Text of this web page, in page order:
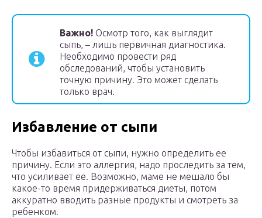
Важно! Осмотр того, как выглядит
сыпь, – лишь первичная диагностика.
Необходимо провести ряд
обследований, чтобы установить
точную причину. Это может сделать
только врач.
Избавление от сыпи
Чтобы избавиться от сыпи, нужно определить ее
причину. Если это аллергия, надо проследить за тем,
что усиливает ее. Возможно, маме не мешало бы
какое-то время придерживаться диеты, потом
аккуратно вводить разные продукты и смотреть за
ребенком.